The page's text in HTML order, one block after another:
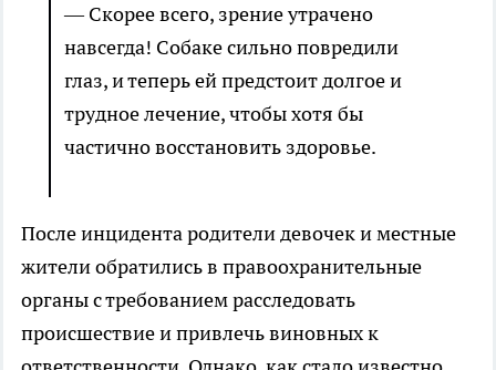
— Скорее всего, зрение утрачено
навсегда! Собаке сильно повредили
глаз, и теперь ей предстоит долгое и
трудное лечение, чтобы хотя бы
частично восстановить здоровье.
После инцидента родители девочек и местные
жители обратились в правоохранительные
органы с требованием расследовать
происшествие и привлечь виновных к